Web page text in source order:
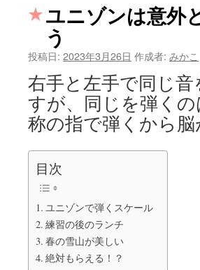
ユニゾンは意外
う
投稿日: 2023年3月26日 作成者: みかこ
右手と左手で同じ
すが、同じを弾く
称の指で弾くから
目次
ユニゾンで弾くスケール
練習の後のランチ
春の雪山が美しい
絶対もらえる！？